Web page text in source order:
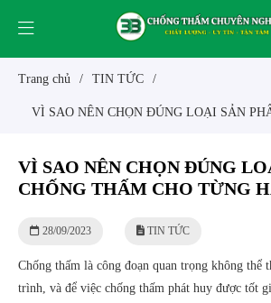
Trang chủ / TIN TỨC /
VÌ SAO NÊN CHỌN ĐÚNG LOẠI SẢN
VÌ SAO NÊN CHỌN ĐÚNG
CHỐNG THẤM CHO TỪNG
28/09/2023 TIN TỨC
Chống thấm là công đoạn quan trọng không thể
trình, và để việc chống thấm phát huy được tốt